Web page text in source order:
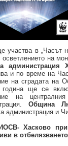
участва в „Часът
на
администрация
и по време на
на сградата на
година ще се
на
Община
администрация и
Хасково
в